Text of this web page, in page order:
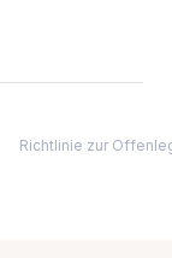
Richtlinie zur